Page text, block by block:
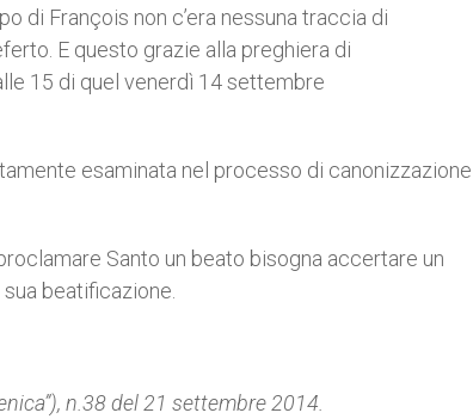
di François non c’era nessuna traccia di
E questo grazie alla preghiera di
15 di quel venerdì 14 settembre
esaminata nel processo di canonizzazione
Santo un beato bisogna accertare un
beatificazione.
n.38 del 21 settembre 2014.